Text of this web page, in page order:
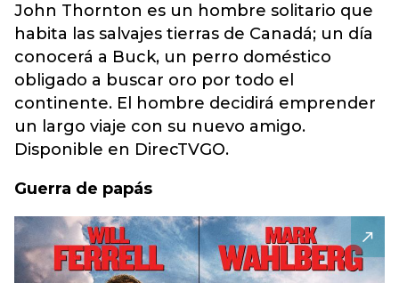
John Thornton es un hombre solitario que
habita las salvajes tierras de Canadá; un día
conocerá a Buck, un perro doméstico
obligado a buscar oro por todo el
continente. El hombre decidirá emprender
un largo viaje con su nuevo amigo.
Disponible en DirecTVGO.
Guerra de papás